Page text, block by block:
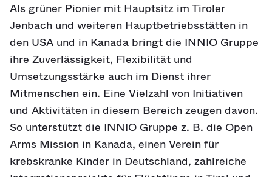
Als grüner Pionier mit Hauptsitz im Tiroler
Jenbach und weiteren Hauptbetriebsstätten in
den USA und in Kanada bringt die INNIO Gruppe
ihre Zuverlässigkeit, Flexibilität und
Umsetzungsstärke auch im Dienst ihrer
Mitmenschen ein. Eine Vielzahl von Initiativen
und Aktivitäten in diesem Bereich zeugen davon.
So unterstützt die INNIO Gruppe z. B. die Open
Arms Mission in Kanada, einen Verein für
krebskranke Kinder in Deutschland, zahlreiche